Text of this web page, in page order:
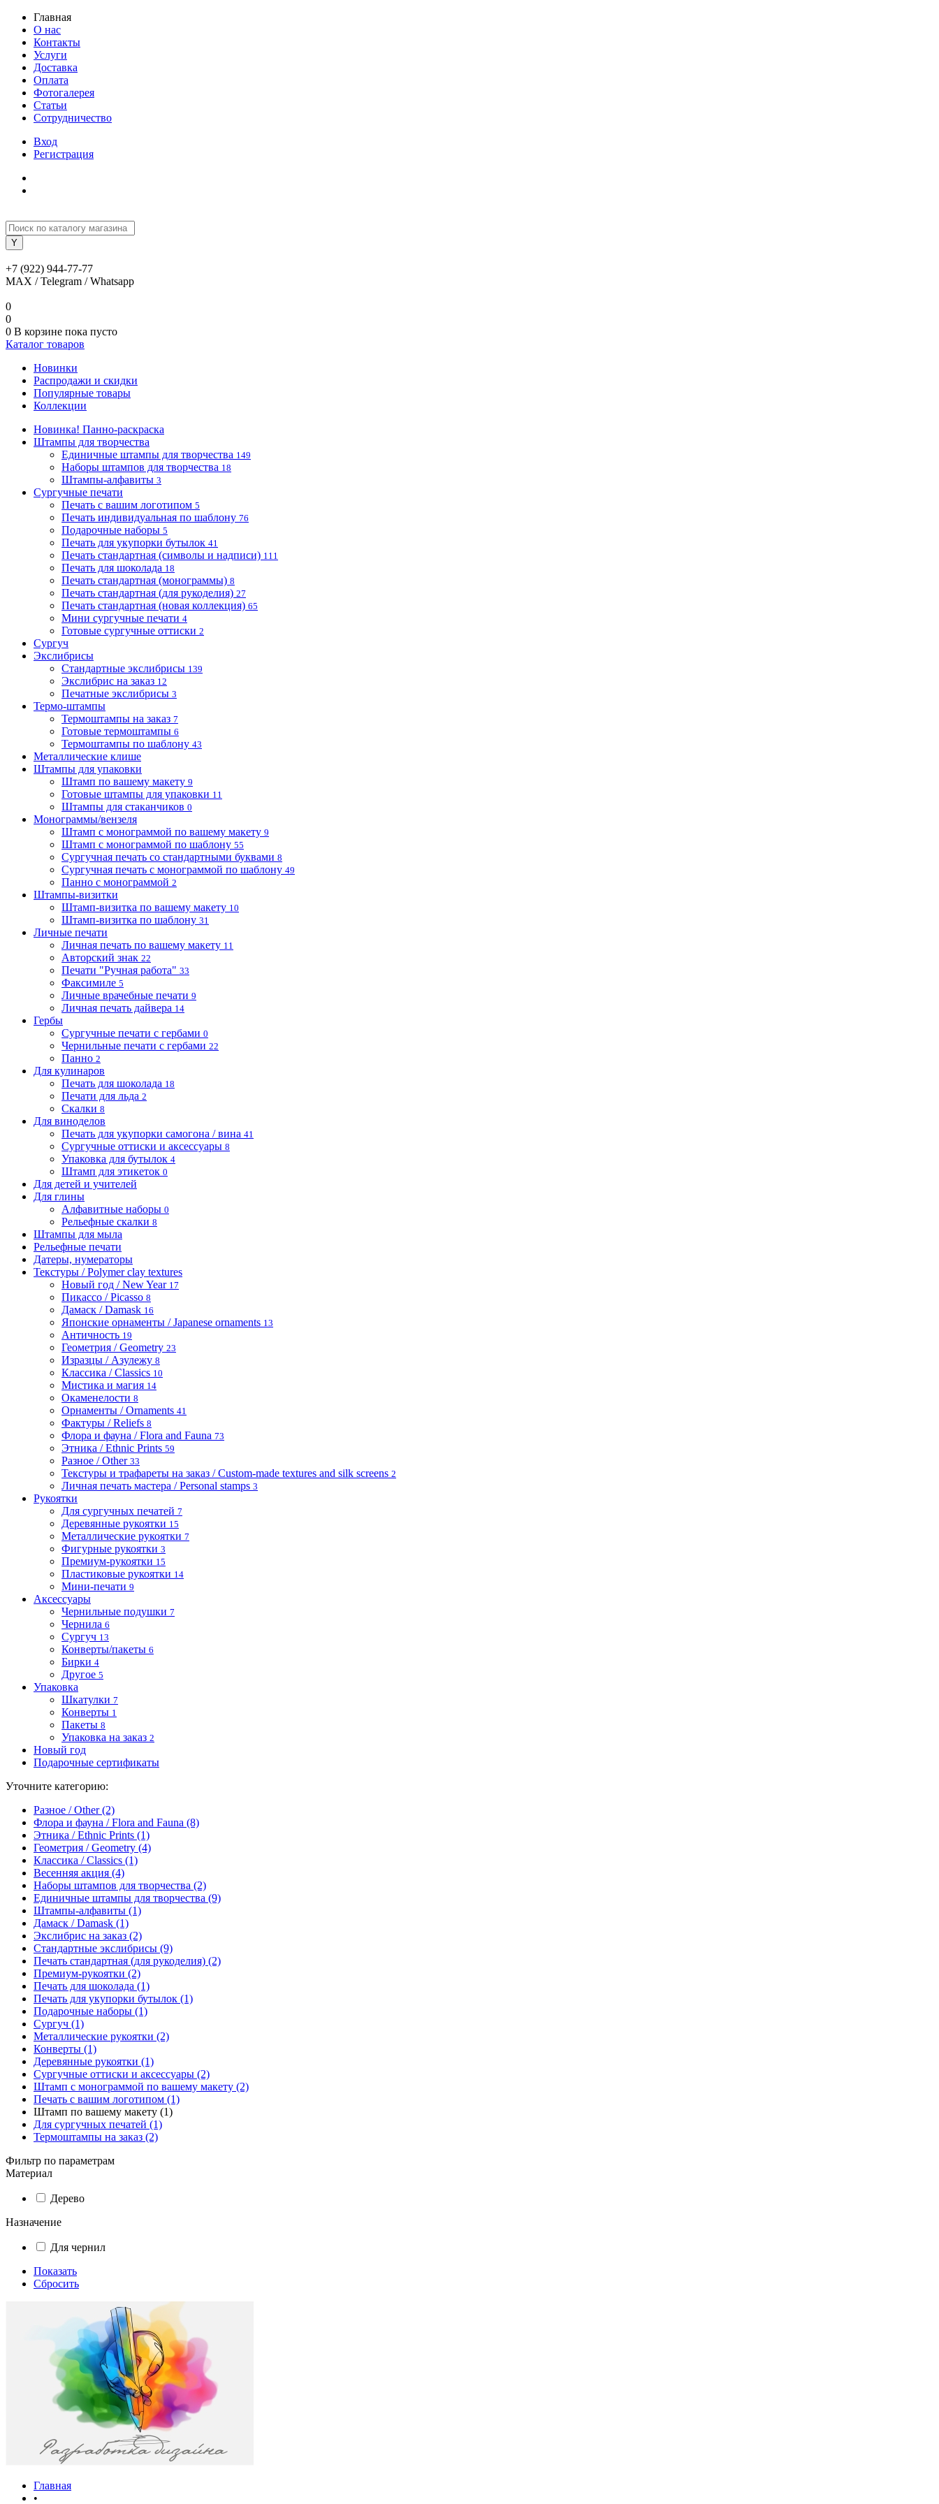
Главная
О нас
Контакты
Услуги
Доставка
Оплата
Фотогалерея
Статьи
Сотрудничество
Вход
Регистрация
+7 (922) 944-77-77
MAX / Telegram / Whatsapp
0
0
0 В корзине пока пусто
Каталог товаров
Новинки
Распродажи и скидки
Популярные товары
Коллекции
Новинка! Панно-раскраска
Штампы для творчества
Единичные штампы для творчества 149
Наборы штампов для творчества 18
Штампы-алфавиты 3
Сургучные печати
Печать с вашим логотипом 5
Печать индивидуальная по шаблону 76
Подарочные наборы 5
Печать для укупорки бутылок 41
Печать стандартная (символы и надписи) 111
Печать для шоколада 18
Печать стандартная (монограммы) 8
Печать стандартная (для рукоделия) 27
Печать стандартная (новая коллекция) 65
Мини сургучные печати 4
Готовые сургучные оттиски 2
Сургуч
Экслибрисы
Стандартные экслибрисы 139
Экслибрис на заказ 12
Печатные экслибрисы 3
Термо-штампы
Термоштампы на заказ 7
Готовые термоштампы 6
Термоштампы по шаблону 43
Металлические клише
Штампы для упаковки
Штамп по вашему макету 9
Готовые штампы для упаковки 11
Штампы для стаканчиков 0
Монограммы/вензеля
Штамп с монограммой по вашему макету 9
Штамп с монограммой по шаблону 55
Сургучная печать со стандартными буквами 8
Сургучная печать с монограммой по шаблону 49
Панно с монограммой 2
Штампы-визитки
Штамп-визитка по вашему макету 10
Штамп-визитка по шаблону 31
Личные печати
Личная печать по вашему макету 11
Авторский знак 22
Печати "Ручная работа" 33
Факсимиле 5
Личные врачебные печати 9
Личная печать дайвера 14
Гербы
Сургучные печати с гербами 0
Чернильные печати с гербами 22
Панно 2
Для кулинаров
Печать для шоколада 18
Печати для льда 2
Скалки 8
Для виноделов
Печать для укупорки самогона / вина 41
Сургучные оттиски и аксессуары 8
Упаковка для бутылок 4
Штамп для этикеток 0
Для детей и учителей
Для глины
Алфавитные наборы 0
Рельефные скалки 8
Штампы для мыла
Рельефные печати
Датеры, нумераторы
Текстуры / Polymer clay textures
Новый год / New Year 17
Пикассо / Picasso 8
Дамаск / Damask 16
Японские орнаменты / Japanese ornaments 13
Античность 19
Геометрия / Geometry 23
Изразцы / Азулежу 8
Классика / Classics 10
Мистика и магия 14
Окаменелости 8
Орнаменты / Ornaments 41
Фактуры / Reliefs 8
Флора и фауна / Flora and Fauna 73
Этника / Ethnic Prints 59
Разное / Other 33
Текстуры и трафареты на заказ / Custom-made textures and silk screens 2
Личная печать мастера / Personal stamps 3
Рукоятки
Для сургучных печатей 7
Деревянные рукоятки 15
Металлические рукоятки 7
Фигурные рукоятки 3
Премиум-рукоятки 15
Пластиковые рукоятки 14
Мини-печати 9
Аксессуары
Чернильные подушки 7
Чернила 6
Сургуч 13
Конверты/пакеты 6
Бирки 4
Другое 5
Упаковка
Шкатулки 7
Конверты 1
Пакеты 8
Упаковка на заказ 2
Новый год
Подарочные сертификаты
Уточните категорию:
Разное / Other (2)
Флора и фауна / Flora and Fauna (8)
Этника / Ethnic Prints (1)
Геометрия / Geometry (4)
Классика / Classics (1)
Весенняя акция (4)
Наборы штампов для творчества (2)
Единичные штампы для творчества (9)
Штампы-алфавиты (1)
Дамаск / Damask (1)
Экслибрис на заказ (2)
Стандартные экслибрисы (9)
Печать стандартная (для рукоделия) (2)
Премиум-рукоятки (2)
Печать для шоколада (1)
Печать для укупорки бутылок (1)
Подарочные наборы (1)
Сургуч (1)
Металлические рукоятки (2)
Конверты (1)
Деревянные рукоятки (1)
Сургучные оттиски и аксессуары (2)
Штамп с монограммой по вашему макету (2)
Печать с вашим логотипом (1)
Штамп по вашему макету (1)
Для сургучных печатей (1)
Термоштампы на заказ (2)
Фильтр по параметрам
Материал
Дерево
Назначение
Для чернил
Показать
Сбросить
Главная
•